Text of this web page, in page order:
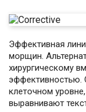
Эффективная
морщин.
хирургическому
эффективностью.
клеточном
выравнивают